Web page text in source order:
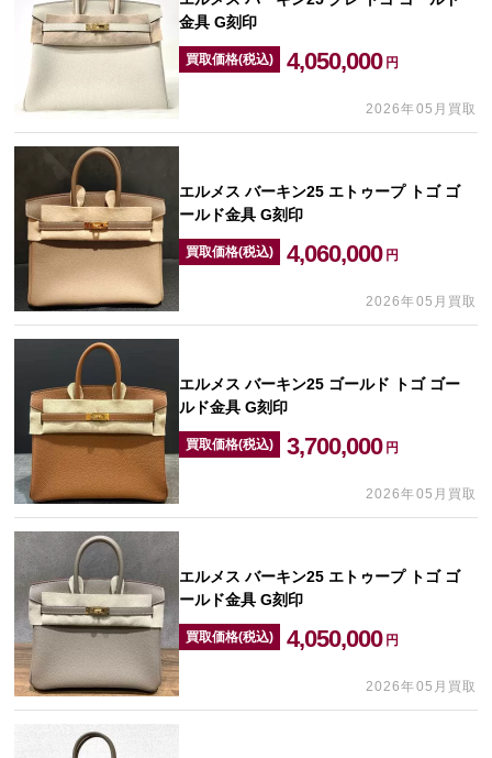
金具 G刻印
買取価格(税込) 4,050,000 円
2026年05月買取
エルメス バーキン25 エトゥープ トゴ ゴ
ールド金具 G刻印
買取価格(税込) 4,060,000 円
2026年05月買取
エルメス バーキン25 ゴールド トゴ ゴー
ルド金具 G刻印
買取価格(税込) 3,700,000 円
2026年05月買取
エルメス バーキン25 エトゥープ トゴ ゴ
ールド金具 G刻印
買取価格(税込) 4,050,000 円
2026年05月買取